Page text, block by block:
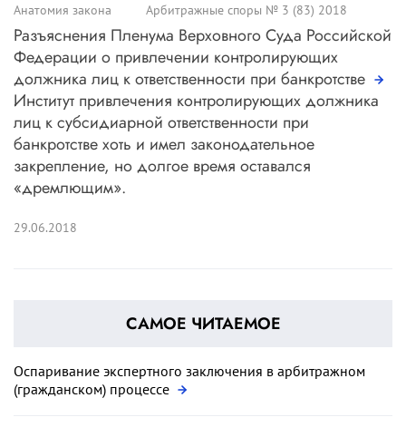
Анатомия закона Арбитражные споры № 3 (83) 2018
Разъяснения Пленума Верховного Суда Российской
Федерации о привлечении контролирующих
должника лиц к ответственности при банкротстве
Институт привлечения контролирующих должника
лиц к субсидиарной ответственности при
банкротстве хоть и имел законодательное
закрепление, но долгое время оставался
«дремлющим».
29.06.2018
САМОЕ ЧИТАЕМОЕ
Оспаривание экспертного заключения в арбитражном
(гражданском) процессе